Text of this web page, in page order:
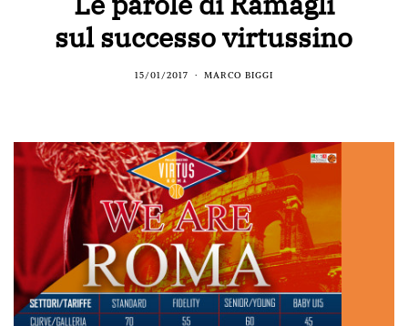
sul successo virtussino
15/01/2017 MARCO BIGGI